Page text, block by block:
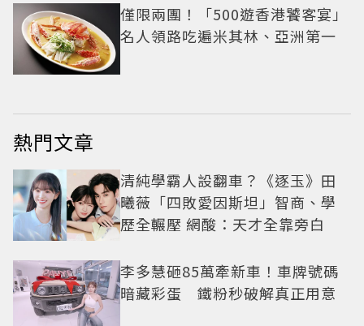
僅限兩團！「500遊香港饕客宴」
名人領路吃遍米其林、亞洲第一
熱門文章
清純學霸人設翻車？《逐玉》田
曦薇「四敗愛因斯坦」智商、學
歷全輾壓 網酸：天才全靠旁白
李多慧砸85萬牽新車！車牌號碼
暗藏彩蛋 鐵粉秒破解真正用意